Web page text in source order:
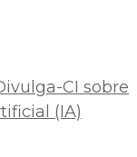
CI sobre
(IA)